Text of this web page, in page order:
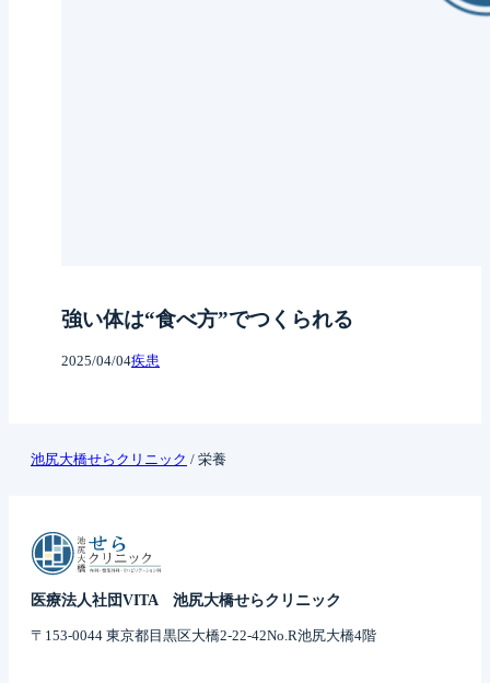
強い体は“食べ方”でつくられる
2025/04/04疾患
池尻大橋せらクリニック / 栄養
医療法人社団VITA 池尻大橋せらクリニック
〒153-0044 東京都目黒区大橋2-22-42No.R池尻大橋4階